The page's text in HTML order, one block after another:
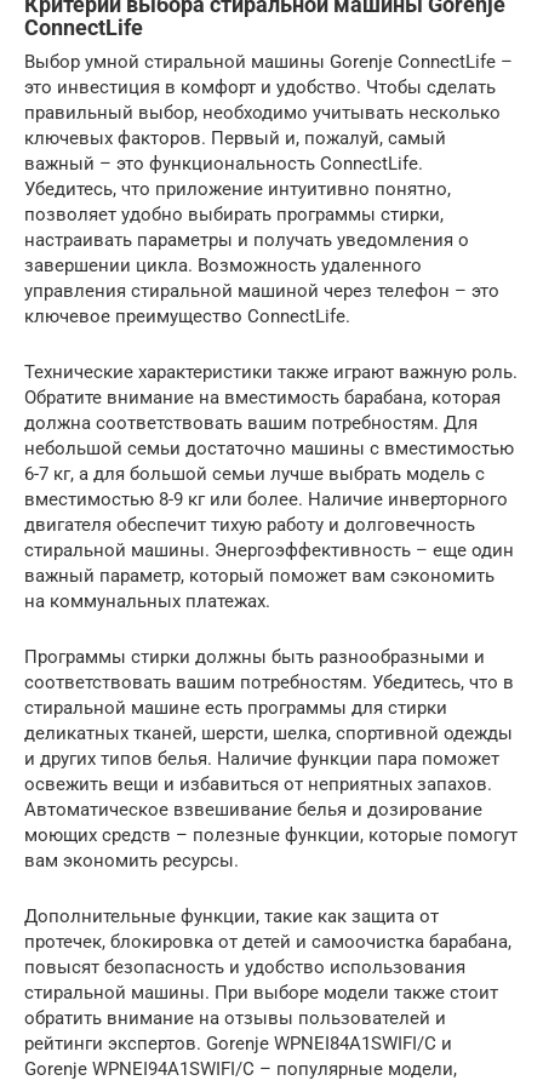
ConnectLife
Выбор умной стиральной машины Gorenje ConnectLife –
это инвестиция в комфорт и удобство. Чтобы сделать
правильный выбор, необходимо учитывать несколько
ключевых факторов. Первый и, пожалуй, самый
важный – это функциональность ConnectLife.
Убедитесь, что приложение интуитивно понятно,
позволяет удобно выбирать программы стирки,
настраивать параметры и получать уведомления о
завершении цикла. Возможность удаленного
управления стиральной машиной через телефон – это
ключевое преимущество ConnectLife.
Технические характеристики также играют важную роль.
Обратите внимание на вместимость барабана, которая
должна соответствовать вашим потребностям. Для
небольшой семьи достаточно машины с вместимостью
6-7 кг, а для большой семьи лучше выбрать модель с
вместимостью 8-9 кг или более. Наличие инверторного
двигателя обеспечит тихую работу и долговечность
стиральной машины. Энергоэффективность – еще один
важный параметр, который поможет вам сэкономить
на коммунальных платежах.
Программы стирки должны быть разнообразными и
соответствовать вашим потребностям. Убедитесь, что в
стиральной машине есть программы для стирки
деликатных тканей, шерсти, шелка, спортивной одежды
и других типов белья. Наличие функции пара поможет
освежить вещи и избавиться от неприятных запахов.
Автоматическое взвешивание белья и дозирование
моющих средств – полезные функции, которые помогут
вам экономить ресурсы.
Дополнительные функции, такие как защита от
протечек, блокировка от детей и самоочистка барабана,
повысят безопасность и удобство использования
стиральной машины. При выборе модели также стоит
обратить внимание на отзывы пользователей и
рейтинги экспертов. Gorenje WPNEI84A1SWIFI/C и
Gorenje WPNEI94A1SWIFI/C – популярные модели,